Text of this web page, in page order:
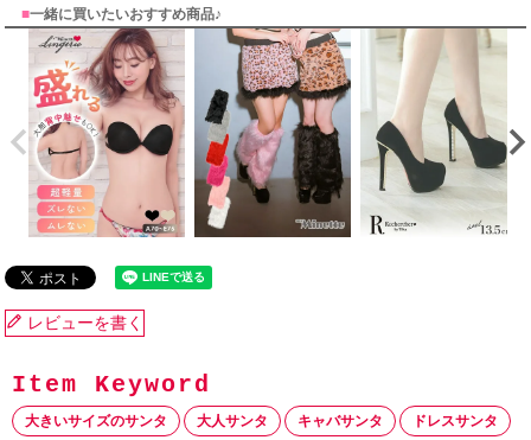
■一緒に買いたいおすすめ商品♪
レビューを書く
大きいサイズのサンタ 大人サンタ キャバサンタ ドレスサンタ